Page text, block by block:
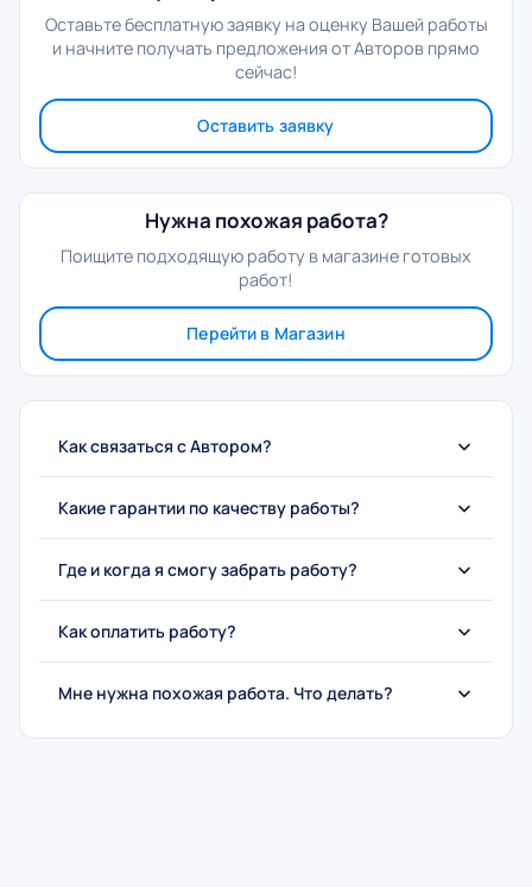
Оставьте бесплатную заявку на оценку Вашей работы
и начните получать предложения от Авторов прямо
сейчас!
Оставить заявку
Нужна похожая работа?
Поищите подходящую работу в магазине готовых
работ!
Перейти в Магазин
Как связаться с Автором?
Какие гарантии по качеству работы?
Где и когда я смогу забрать работу?
Как оплатить работу?
Мне нужна похожая работа. Что делать?